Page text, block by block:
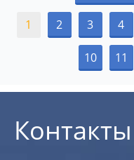
1 2 3 4
10 11
Контакты